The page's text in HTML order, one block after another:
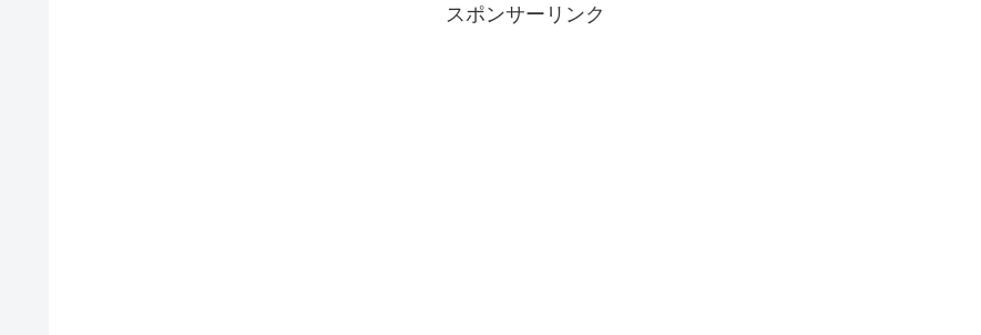
スポンサーリンク